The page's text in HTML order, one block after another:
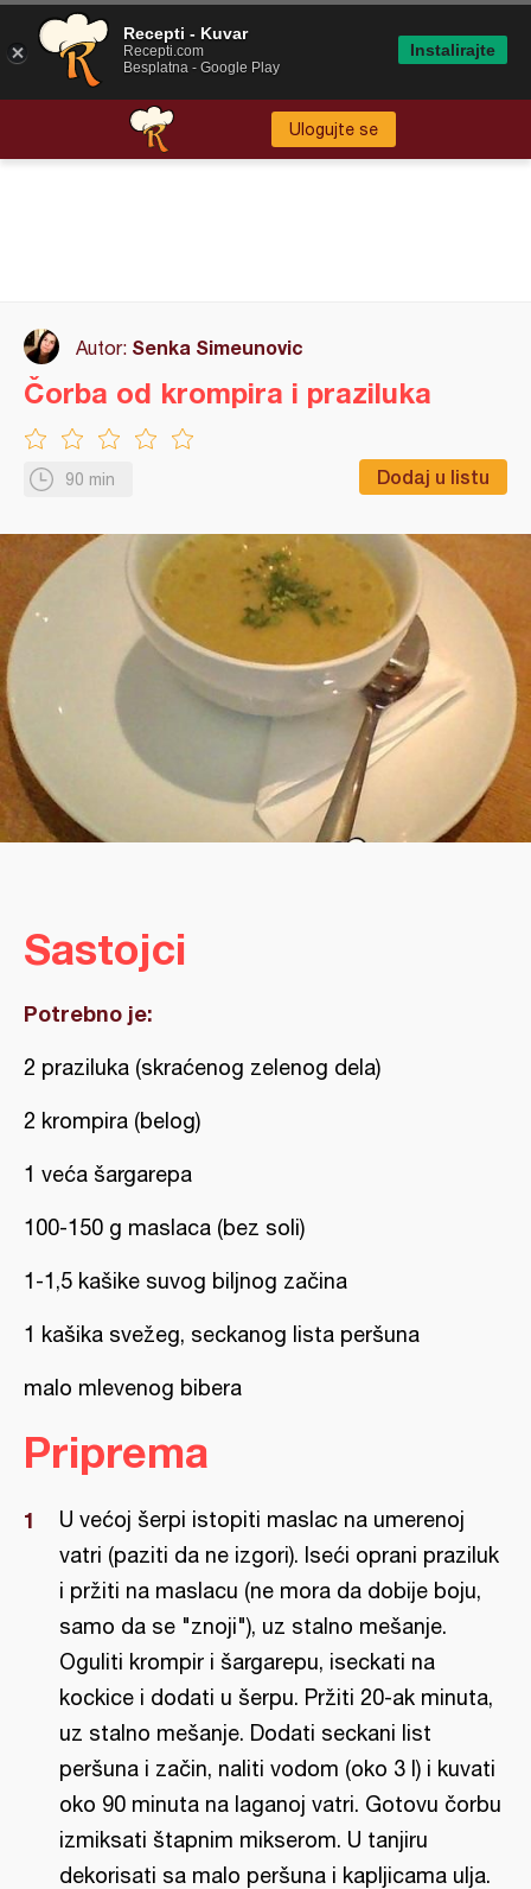
Ulogujte se
Autor: Senka Simeunovic
90 min Dodaj u listu
Čorba od krompira i praziluka
Sastojci
Potrebno je:
2 praziluka (skraćenog zelenog dela)
2 krompira (belog)
1 veća šargarepa
100-150 g maslaca (bez soli)
1-1,5 kašike suvog biljnog začina
1 kašika svežeg, seckanog lista peršuna
malo mlevenog bibera
Priprema
U većoj šerpi istopiti maslac na umerenoj
vatri (paziti da ne izgori). Iseći oprani praziluk
i pržiti na maslacu (ne mora da dobije boju,
samo da se "znoji"), uz stalno mešanje.
Oguliti krompir i šargarepu, iseckati na
kockice i dodati u šerpu. Pržiti 20-ak minuta,
uz stalno mešanje. Dodati seckani list
peršuna i začin, naliti vodom (oko 3 l) i kuvati
oko 90 minuta na laganoj vatri. Gotovu čorbu
izmiksati štapnim mikserom. U tanjiru
dekorisati sa malo peršuna i kapljicama ulja.
Recepti - Kuvar
Recepti.com
Besplatna - Google Play
Instalirajte